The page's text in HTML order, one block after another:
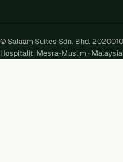
© Salaam Suites Sdn. Bhd.
Hospitaliti Mesra-Muslim · Malaysia